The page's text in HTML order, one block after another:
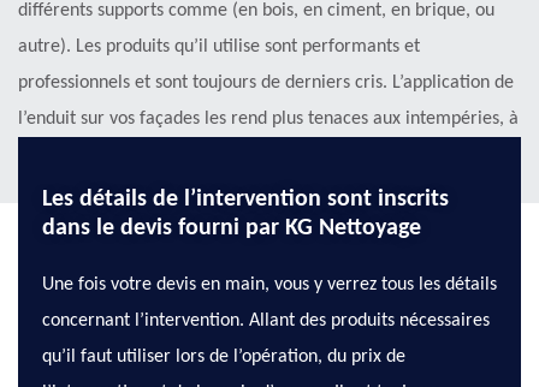
différents supports comme (en bois, en ciment, en brique, ou
autre). Les produits qu’il utilise sont performants et
professionnels et sont toujours de derniers cris. L’application de
l’enduit sur vos façades les rend plus tenaces aux intempéries, à
Les détails de l’intervention sont inscrits
dans le devis fourni par KG Nettoyage
Une fois votre devis en main, vous y verrez tous les détails
concernant l’intervention. Allant des produits nécessaires
qu’il faut utiliser lors de l’opération, du prix de